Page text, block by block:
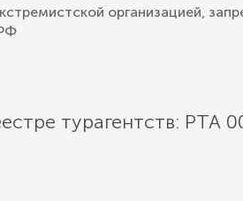
организацией,
турагентств: РТА